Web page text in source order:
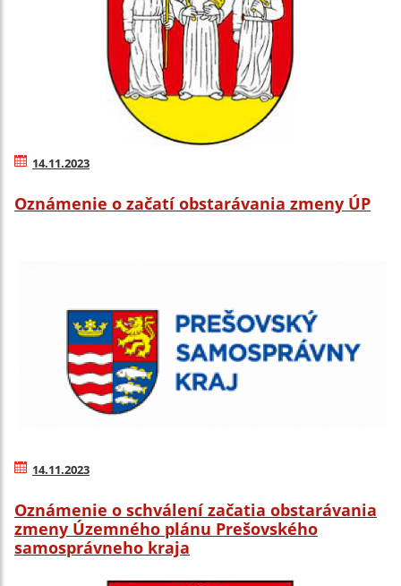
14.11.2023
Oznámenie o začatí obstarávania zmeny ÚP
14.11.2023
Oznámenie o schválení začatia obstarávania
zmeny Územného plánu Prešovského
samosprávneho kraja